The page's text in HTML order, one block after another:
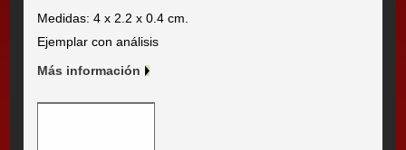
Medidas: 4 x 2.2 x 0.4 cm.
Ejemplar con análisis
Más información